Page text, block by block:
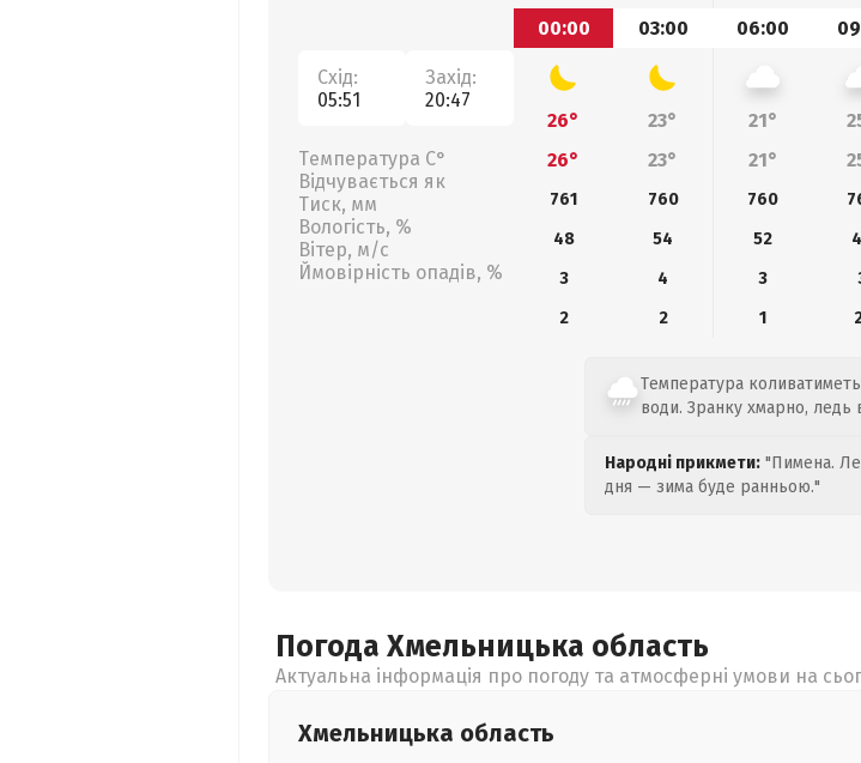
Схід:
05:51
Захід:
20:47
Температура С°
Відчувається як
Тиск, мм
Вологість, %
Вітер, м/с
Ймовірність опадів, %
00:00
03:00 06:00
26° 23° 21°
26°
23° 21°
761 760 760
48
54 52
3
4 3
2
2 1
Температура
води. Зранку хмарно, ледь
Народні прикмети: "Пимена.
дня — зима буде ранньою."
Погода Хмельницька область
Актуальна інформація про погоду та атмосферні умови на
Хмельницька область